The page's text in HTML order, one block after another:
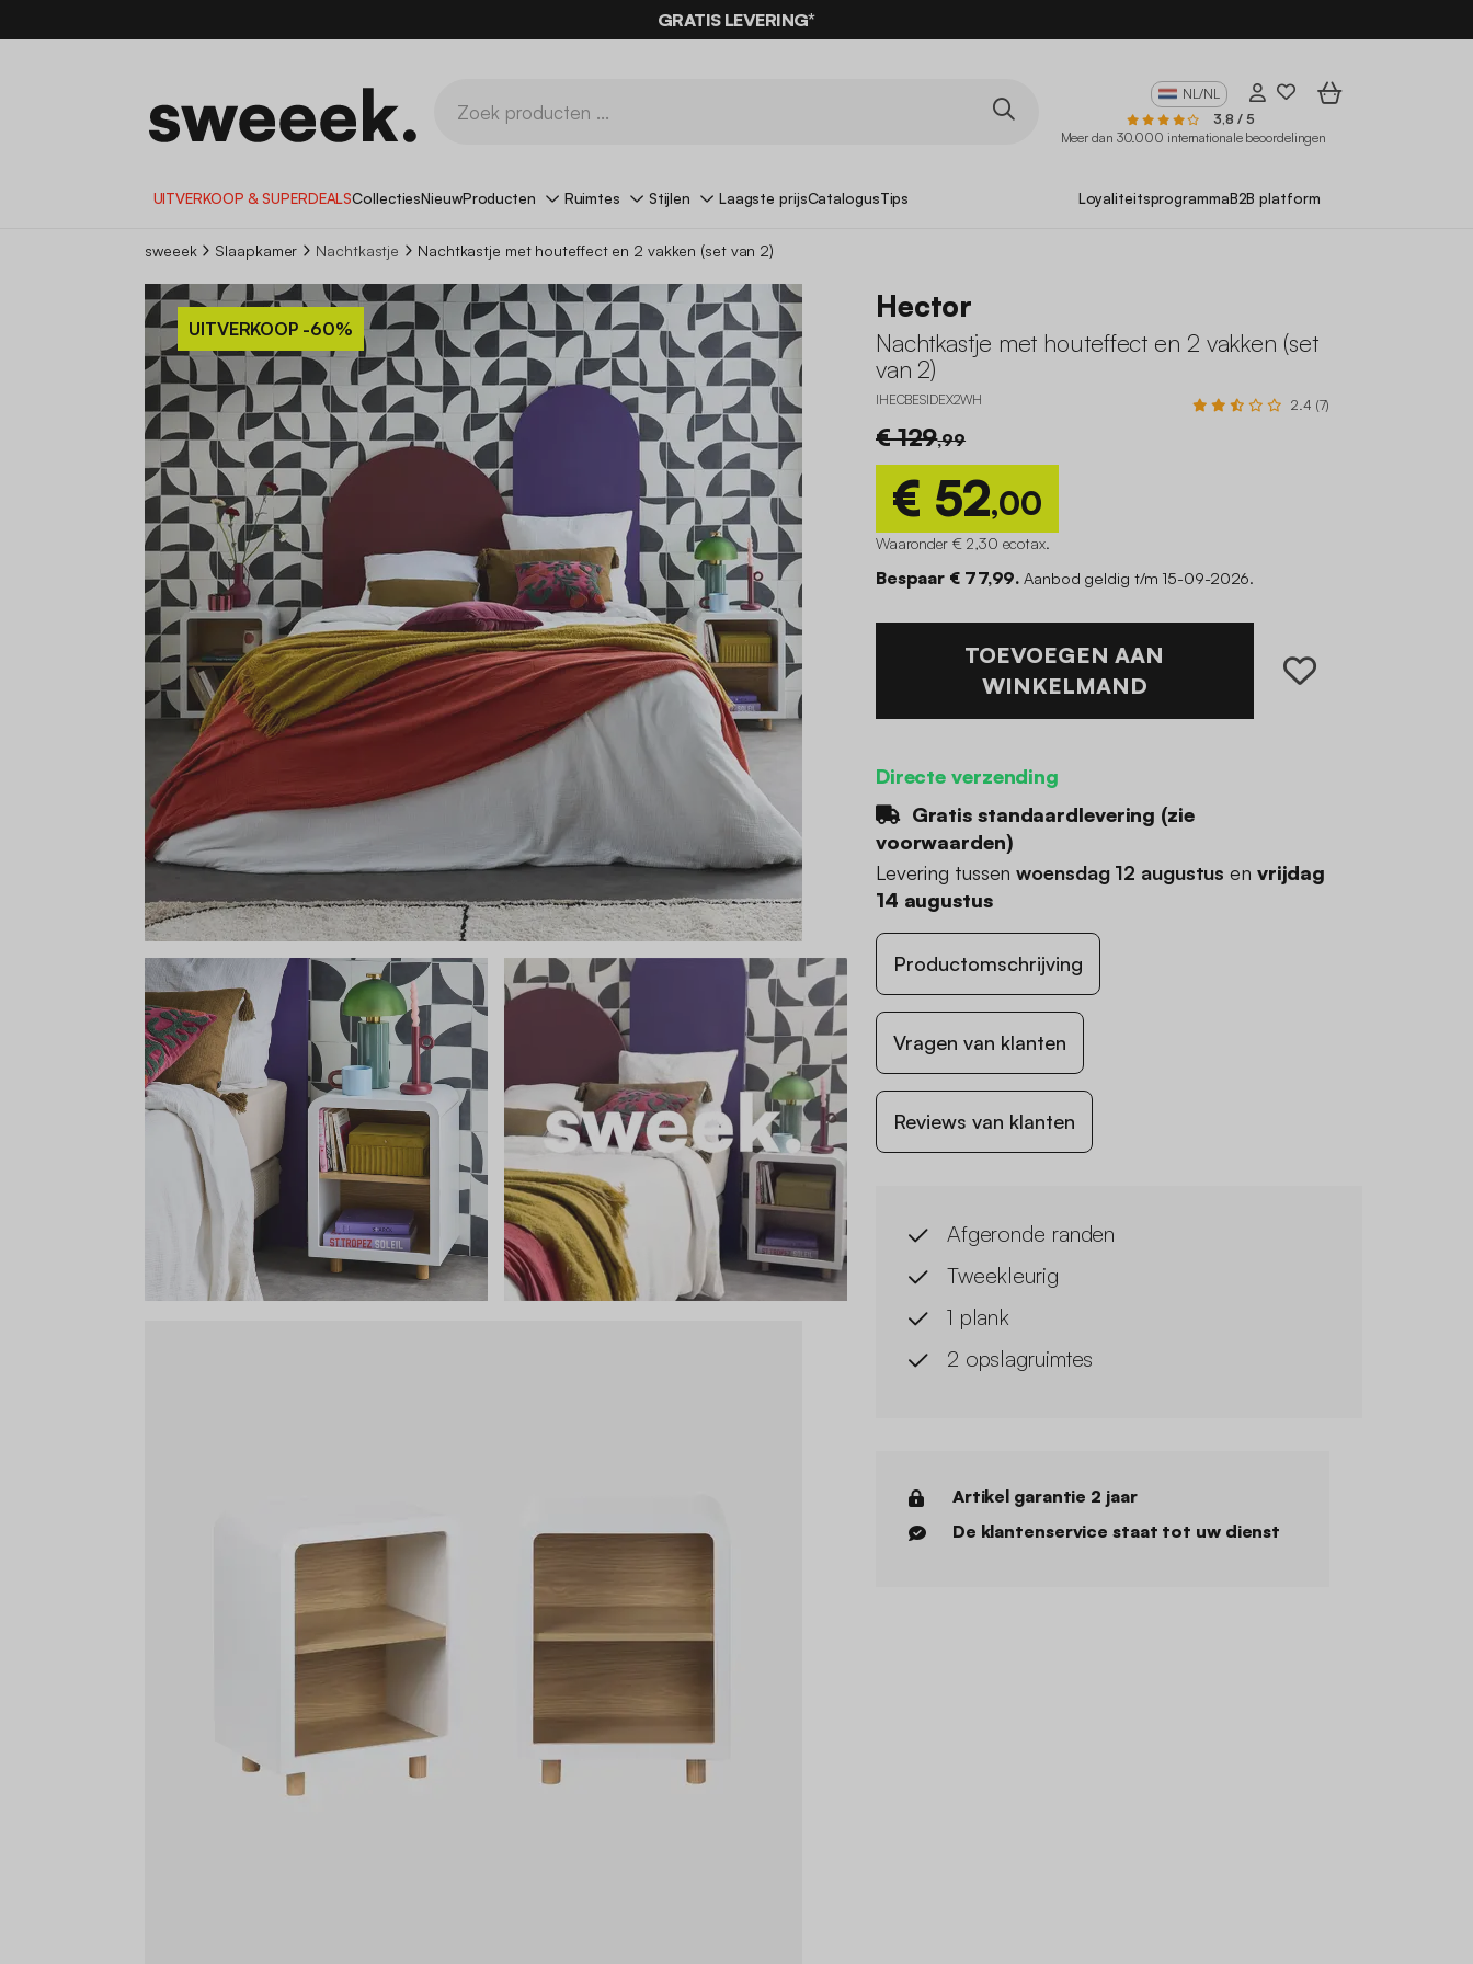
AANBIEDINGEN*MET DE CODE
GRATIS LEVERING*
NL/NL
3,8 / 5
Meer dan 30.000 internationale beoordelingen
UITVERKOOP & SUPERDEALSCollectiesNieuwProducten Ruimtes Stijlen Laagste prijsCatalogusTips LoyaliteitsprogrammaB2B platform
sweeek Slaapkamer Nachtkastje Nachtkastje met houteffect en 2 vakken (set van 2)
UITVERKOOP -60%
Hector
Nachtkastje met houteffect en 2 vakken (set
van 2)
IHECBESIDEX2WH 2.4 (7)
€ 129,99
€ 52,00
Waaronder € 2,30 ecotax.
Bespaar € 77,99.Aanbod geldig t/m 15-09-2026.
TOEVOEGEN AAN
WINKELMAND
Directe verzending
Gratis standaardlevering (zie
voorwaarden)
Levering tussenwoensdag 12 augustus en vrijdag
14 augustus
Productomschrijving
Vragen van klanten
Reviews van klanten
Afgeronde randen
Tweekleurig
1 plank
2 opslagruimtes
Artikel garantie 2 jaar
De klantenservice staat tot uw dienst